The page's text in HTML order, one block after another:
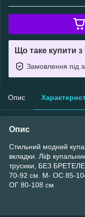
Що таке купити
Замовлення під
Опис
Опис
Стильний модний
вкладки. Ліф
трусики, БЕЗ
70-92 см. M- ОС 85-
ОГ 80-108 см